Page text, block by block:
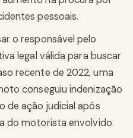
pessoais.
o responsável pelo
legal válida para buscar
recente de 2022, uma
conseguiu indenização
de ação judicial após
do motorista envolvido.